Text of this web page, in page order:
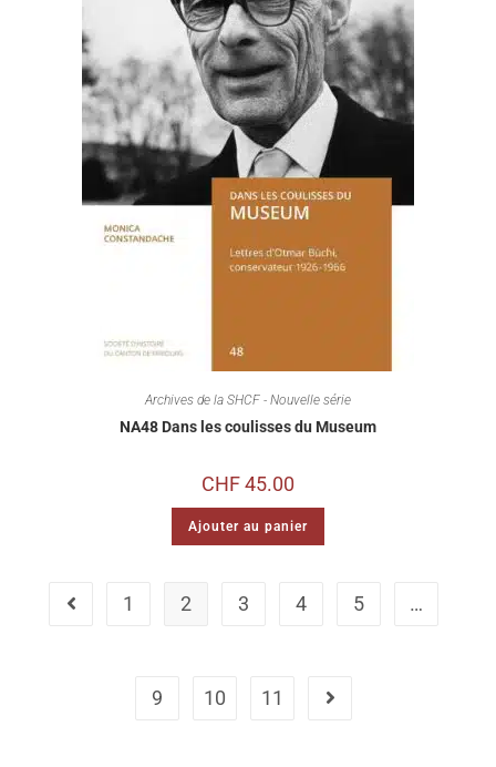
Archives de la SHCF - Nouvelle série
NA48 Dans les coulisses du Museum
CHF45.00
Ajouter au panier
1 2 3 4 5 …
9 10 11